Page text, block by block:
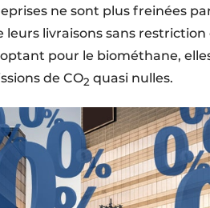
ne sont plus freinées
leurs livraisons sans
pour le biométhane,
de CO2 quasi nulles.